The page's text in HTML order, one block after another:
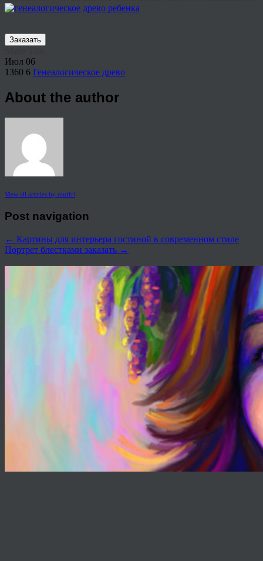
Заказать
Июл 06
1360 6 Генеалогическое древо
About the author
View all articles by rauffri
Post navigation
← Картины для интерьера гостиной в современном стиле
Портрет блестками заказать →